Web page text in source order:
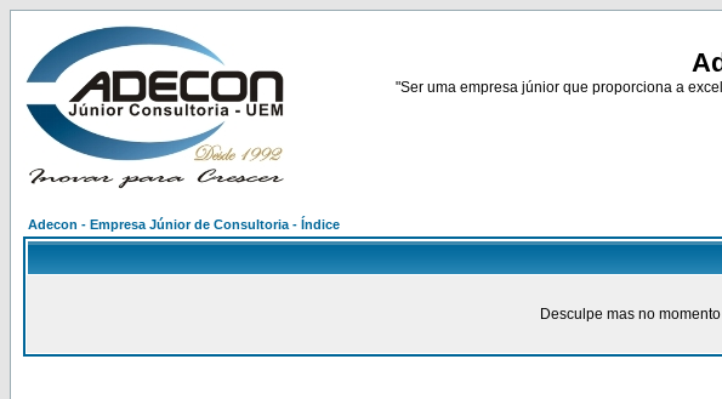
"Ser uma empresa júnior que proporciona a
Adecon - Empresa Júnior de Consultoria - Índice
Desculpe mas no